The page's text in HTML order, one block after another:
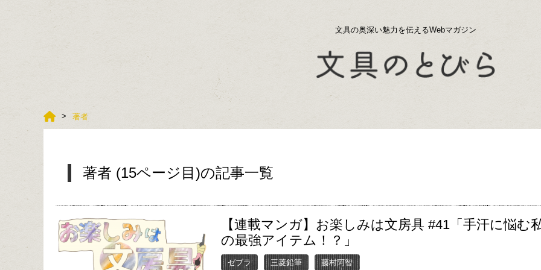
文具の奥深い魅力を伝えるWebマガジン
著者
著者 (15ページ目)の記事一覧
【連載マンガ】お楽しみは文房具 #41「手汗に悩む
の最強アイテム！？」
ゼブラ 三菱鉛筆 藤村阿智